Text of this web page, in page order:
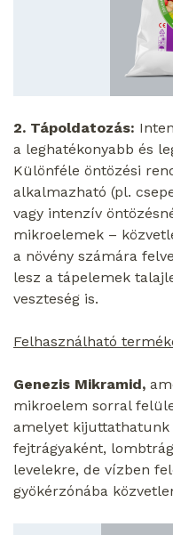
2. Tápoldatozás:
a leghatékonyabb és
Különféle öntözési
alkalmazható (pl.
vagy intenzív
mikroelemek –
a növény számára
lesz a tápelemek
veszteség is.
Felhasználható
Genezis Mikramid,
mikroelem sorral
amelyet
fejtrágyaként,
levelekre, de vízben
gyökérzónába